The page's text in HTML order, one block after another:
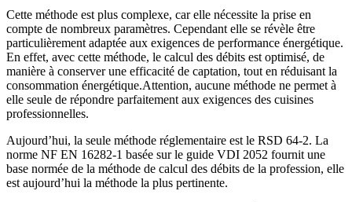
Cette méthode est plus complexe, car elle nécessite la prise en
compte de nombreux paramètres. Cependant elle se révèle être
particulièrement adaptée aux exigences de performance énergétique.
En effet, avec cette méthode, le calcul des débits est optimisé, de
manière à conserver une efficacité de captation, tout en réduisant la
consommation énergétique.Attention, aucune méthode ne permet à
elle seule de répondre parfaitement aux exigences des cuisines
professionnelles.
Aujourd’hui, la seule méthode réglementaire est le RSD 64-2. La
norme NF EN 16282-1 basée sur le guide VDI 2052 fournit une
base normée de la méthode de calcul des débits de la profession, elle
est aujourd’hui la méthode la plus pertinente.